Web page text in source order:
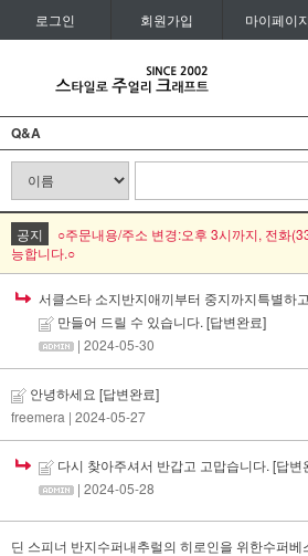
로그인 회원가입 마이페이지
Q&A
공지
○주문내용/주소 변경:오후 3시까지, 전화
능합니다.○
서클스타 소지반지애끼부터 중지까지특별하
만들어 드릴 수 있습니다. [답변완료]
| 2024-05-30
안녕하세요 [답변완료]
freemera | 2024-05-27
다시 찾아주셔서 반갑고 고맙습니다. [답변
| 2024-05-28
딘 스피너 반지수퍼내추럴의 히로인을 위한수퍼베